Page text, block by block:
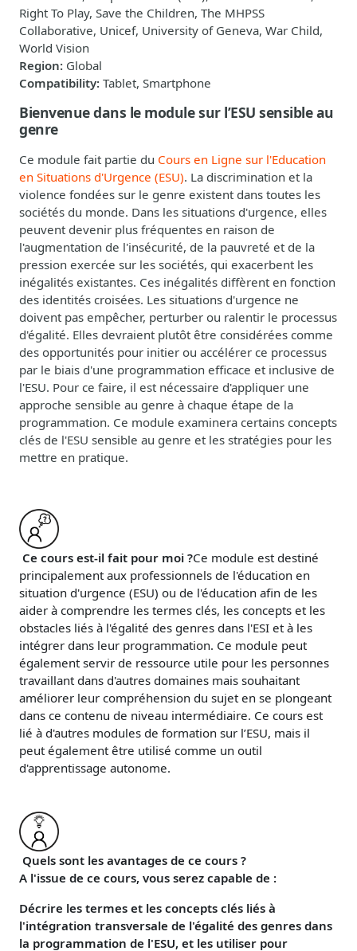
Right To Play, Save the Children, The MHPSS
Collaborative, Unicef, University of Geneva, War Child,
World Vision
Region: Global
Compatibility: Tablet, Smartphone
Bienvenue dans le module sur l’ESU sensible au
genre
Ce module fait partie du Cours en Ligne sur l'Education
en Situations d'Urgence (ESU). La discrimination et la
violence fondées sur le genre existent dans toutes les
sociétés du monde. Dans les situations d'urgence, elles
peuvent devenir plus fréquentes en raison de
l'augmentation de l'insécurité, de la pauvreté et de la
pression exercée sur les sociétés, qui exacerbent les
inégalités existantes. Ces inégalités diffèrent en fonction
des identités croisées. Les situations d'urgence ne
doivent pas empêcher, perturber ou ralentir le processus
d'égalité. Elles devraient plutôt être considérées comme
des opportunités pour initier ou accélérer ce processus
par le biais d'une programmation efficace et inclusive de
l'ESU. Pour ce faire, il est nécessaire d'appliquer une
approche sensible au genre à chaque étape de la
programmation. Ce module examinera certains concepts
clés de l'ESU sensible au genre et les stratégies pour les
mettre en pratique.
Ce cours est-il fait pour moi ?Ce module est destiné
principalement aux professionnels de l'éducation en
situation d'urgence (ESU) ou de l'éducation afin de les
aider à comprendre les termes clés, les concepts et les
obstacles liés à l'égalité des genres dans l'ESI et à les
intégrer dans leur programmation. Ce module peut
également servir de ressource utile pour les personnes
travaillant dans d'autres domaines mais souhaitant
améliorer leur compréhension du sujet en se plongeant
dans ce contenu de niveau intermédiaire. Ce cours est
lié à d'autres modules de formation sur l’ESU, mais il
peut également être utilisé comme un outil
d'apprentissage autonome.
Quels sont les avantages de ce cours ?
A l'issue de ce cours, vous serez capable de :
Décrire les termes et les concepts clés liés à
l'intégration transversale de l'égalité des genres dans
la programmation de l'ESU, et les utiliser pour